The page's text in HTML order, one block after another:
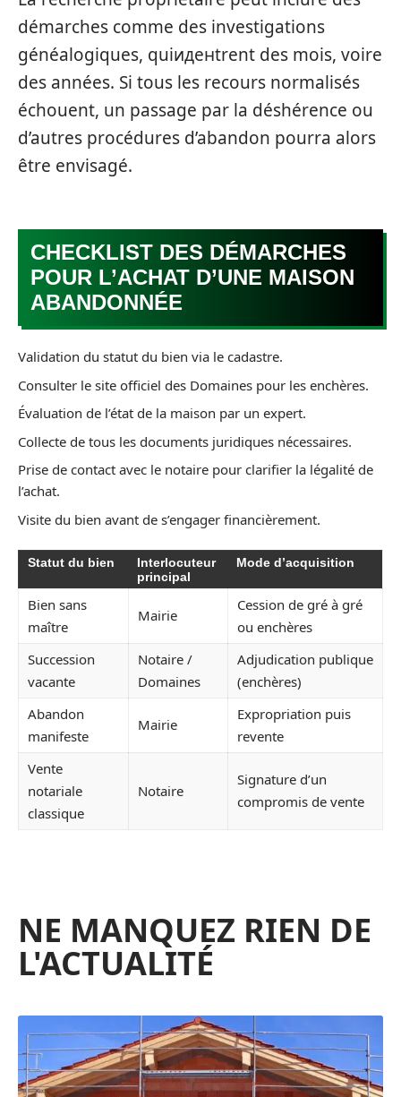
démarches comme des investigations
généalogiques, quiиденtrent des mois, voire
des années. Si tous les recours normalisés
échouent, un passage par la déshérence ou
d’autres procédures d’abandon pourra alors
être envisagé.
CHECKLIST DES DÉMARCHES
POUR L’ACHAT D’UNE MAISON
ABANDONNÉE
Validation du statut du bien via le cadastre.
Consulter le site officiel des Domaines pour les enchères.
Évaluation de l’état de la maison par un expert.
Collecte de tous les documents juridiques nécessaires.
Prise de contact avec le notaire pour clarifier la légalité de
l’achat.
Visite du bien avant de s’engager financièrement.
Statut du bien
Interlocuteur
principal
Mode d’acquisition
Bien sans
maître
Mairie
Cession de gré à gré
ou enchères
Succession
vacante
Notaire /
Domaines
Adjudication publique
(enchères)
Abandon
manifeste
Mairie
Expropriation puis
revente
Vente
notariale
classique
Notaire
Signature d’un
compromis de vente
NE MANQUEZ RIEN DE
L'ACTUALITÉ